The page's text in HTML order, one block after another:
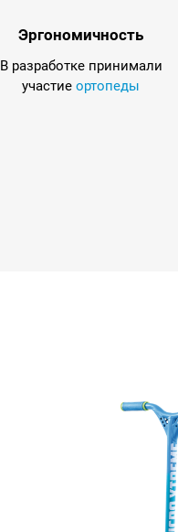
Эргономичность
В разработке принимали
участиеортопеды